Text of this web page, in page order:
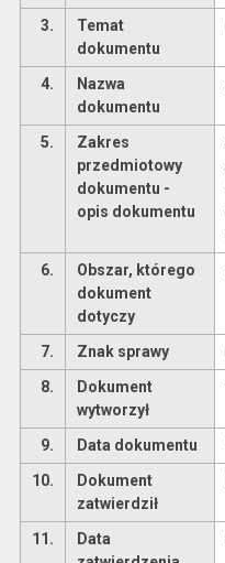
3.
Temat
dokumentu
4.
Nazwa
dokumentu
5.
Zakres
przedmiotowy
dokumentu -
opis dokumentu
6.
Obszar, którego
dokument
dotyczy
7. Znak sprawy
8.
Dokument
wytworzył
9. Data dokumentu
10.
Dokument
zatwierdził
11.
Data